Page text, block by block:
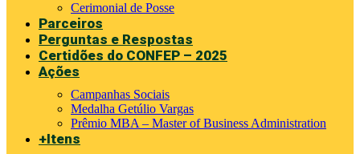
Cerimonial de Posse
Parceiros
Perguntas e Respostas
Certidões do CONFEP – 2025
Ações
Campanhas Sociais
Medalha Getúlio Vargas
Prêmio MBA – Master of Business Administration
+Itens